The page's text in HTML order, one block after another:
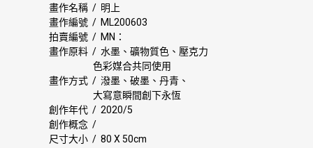
畫作名稱 / 明上
畫作編號 / ML200603
拍賣編號 / MN：
畫作原料 / 水墨、礦物質色、壓克力
色彩媒合共同使用
畫作方式 / 潑墨、破墨、丹青、
大寫意瞬間創下永恆
創作年代 / 2020/5
創作概念 /
尺寸大小 / 80 X 50cm